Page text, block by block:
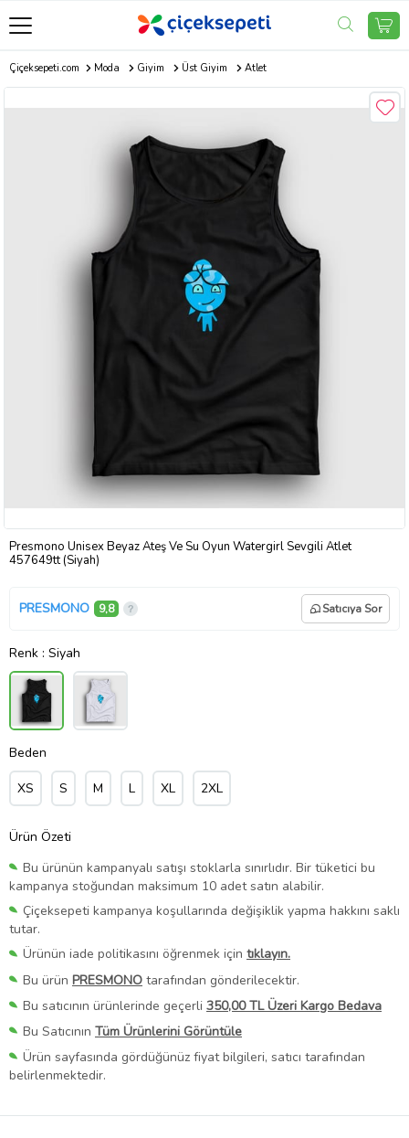
Çiçeksepeti.com Moda Giyim Üst Giyim Atlet
Presmono Unisex Beyaz Ateş Ve Su Oyun Watergirl Sevgili Atlet
457649tt (Siyah)
PRESMONO 9,8 Satıcıya Sor
Renk : Siyah
Beden
XS S M L XL 2XL
Ürün Özeti
Bu ürünün kampanyalı satışı stoklarla sınırlıdır. Bir tüketici bu
kampanya stoğundan maksimum 10 adet satın alabilir.
Çiçeksepeti kampanya koşullarında değişiklik yapma hakkını saklı
tutar.
Ürünün iade politikasını öğrenmek için tıklayın.
Bu ürün PRESMONO tarafından gönderilecektir.
Bu satıcının ürünlerinde geçerli 350,00 TL Üzeri Kargo Bedava
Bu Satıcının Tüm Ürünlerini Görüntüle
Ürün sayfasında gördüğünüz fiyat bilgileri, satıcı tarafından
belirlenmektedir.